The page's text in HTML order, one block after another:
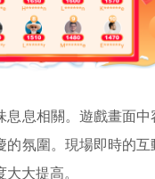
息息相關。遊戲畫面
氛圍。現場即時的
大提高。